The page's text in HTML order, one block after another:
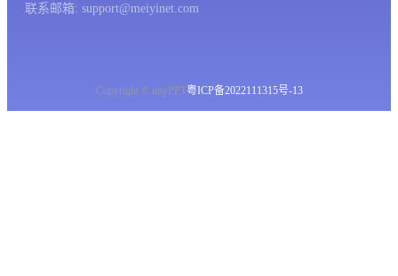
联系邮箱: support@meiyinet.com
Copyright © imyPPT粤ICP备2022111315号-13